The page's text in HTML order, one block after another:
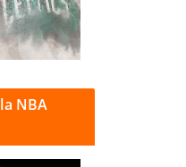
NBA